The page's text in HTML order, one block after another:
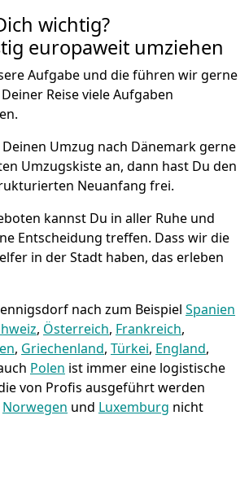
wichtig?
europaweit umziehen
Aufgabe und die führen wir gerne
Reise viele Aufgaben
Umzug nach Dänemark gerne
Umzugskiste an, dann hast Du den
Neuanfang frei.
kannst Du in aller Ruhe und
Entscheidung treffen. Dass wir die
in der Stadt haben, das erleben
nach zum Beispiel Spanien
, Österreich, Frankreich,
, Griechenland, Türkei, England,
Polen ist immer eine logistische
von Profis ausgeführt werden
Norwegen und Luxemburg nicht